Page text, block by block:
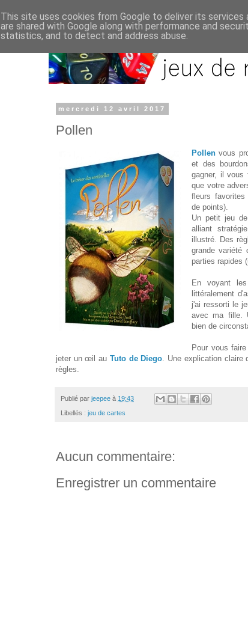
mercredi 12 avril 2017
Pollen
Pollen vous
et des
gagner, il vous
que votre
fleurs
de points).
Un petit jeu
alliant
illustré. Des
grande variété
parties rapides
En voyant les
littéralement
j'ai ressorti le
avec ma fille.
bien de
Pour vous
jeter un œil au Tuto de Diego . Une explication
règles.
Publié par jeepee à 19:43
Libellés : jeu de cartes
Aucun commentaire:
Enregistrer un commentaire
This site uses cookies from Google to deliver its services
are shared with Google along with performance and
statistics, and to detect and address abuse.